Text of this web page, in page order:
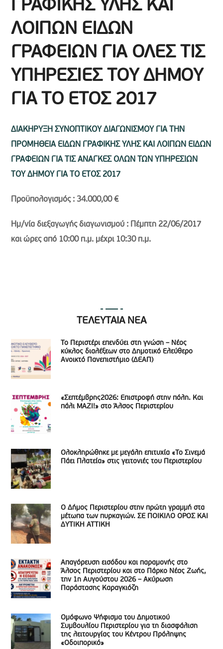
ΓΡΑΦΙΚΗΣ ΥΛΗΣ ΚΑΙ
ΛΟΙΠΩΝ ΕΙΔΩΝ
ΓΡΑΦΕΙΩΝ ΓΙΑ ΟΛΕΣ ΤΙΣ
ΥΠΗΡΕΣΙΕΣ ΤΟΥ ΔΗΜΟΥ
ΓΙΑ ΤΟ ΕΤΟΣ 2017
ΔΙΑΚΗΡΥΞΗ ΣΥΝΟΠΤΙΚΟΥ ΔΙΑΓΩΝΙΣΜΟΥ ΓΙΑ ΤΗΝ
ΠΡΟΜΗΘΕΙΑ ΕΙΔΩΝ ΓΡΑΦΙΚΗΣ ΥΛΗΣ ΚΑΙ ΛΟΙΠΩΝ ΕΙΔΩΝ
ΓΡΑΦΕΙΩΝ ΓΙΑ ΤΙΣ ΑΝΑΓΚΕΣ ΟΛΩΝ ΤΩΝ ΥΠΗΡΕΣΙΩΝ
ΤΟΥ ΔΗΜΟΥ ΓΙΑ ΤΟ ΕΤΟΣ 2017
Προϋπολογισμός : 34.000,00 €
Ημ/νία διεξαγωγής διαγωνισμού : Πέμπτη 22/06/2017
και ώρες από 10:00 π.μ. μέχρι 10:30 π.μ.
ΤΕΛΕΥΤΑΙΑ ΝΕΑ
Το Περιστέρι επενδύει στη γνώση – Νέος
κύκλος διαλέξεων στο Δημοτικό Ελεύθερο
Ανοικτό Πανεπιστήμιο (ΔΕΑΠ)
«Σεπτέμβρης2026: Επιστροφή στην πόλη. Και
πάλι ΜΑΖΙ!» στο Άλσος Περιστερίου
Ολοκληρώθηκε με μεγάλη επιτυχία «Το Σινεμά
Πάει Πλατεία» στις γειτονιές του Περιστερίου
Ο Δήμος Περιστερίου στην πρώτη γραμμή στα
μέτωπα των πυρκαγιών. ΣΕ ΠΟΙΚΙΛΟ ΟΡΟΣ ΚΑΙ
ΔΥΤΙΚΗ ΑΤΤΙΚΗ
Απαγόρευση εισόδου και παραμονής στο
Άλσος Περιστερίου και στο Πάρκο Νέας Ζωής,
την 1η Αυγούστου 2026 – Ακύρωση
Παράστασης Καραγκιόζη
Ομόφωνο Ψήφισμα του Δημοτικού
Συμβουλίου Περιστερίου για τη διασφάλιση
της λειτουργίας του Κέντρου Πρόληψης
«Οδοιπορικό»